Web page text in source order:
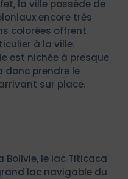
la ville possède de
encore très
colorées offrent
à la ville.
est nichée à presque
donc prendre le
sur place.
Bolivie, le lac Titicaca
lac navigable du